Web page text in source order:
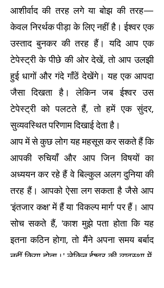
आशीर्वाद की तरह लगे या बोझ की तरह—
केवल निरर्थक पीड़ा के लिए नहीं है। ईश्वर एक
उस्ताद बुनकर की तरह हैं। यदि आप एक
टेपेस्ट्री के पीछे की ओर देखें, तो आप उलझी
हुई धागों और गंदे गाँठें देखेंगे। यह एक आपदा
जैसा दिखता है। लेकिन जब ईश्वर उस
टेपेस्ट्री को पलटते हैं, तो हमें एक सुंदर,
सुव्यवस्थित परिणाम दिखाई देता है।
आप में से कुछ लोग यह महसूस कर सकते हैं कि
आपकी रुचियाँ और आप जिन विषयों का
अध्ययन कर रहे हैं वे बिल्कुल अलग दुनिया की
तरह हैं। आपको ऐसा लग सकता है जैसे आप
'इंतजार कक्ष' में हैं या 'विकल्प मार्ग' पर हैं। आप
सोच सकते हैं, 'काश मुझे पता होता कि यह
इतना कठिन होगा, तो मैंने अपना समय बर्बाद
नहीं किया होता।' लेकिन ईश्वर की व्यवस्था में,